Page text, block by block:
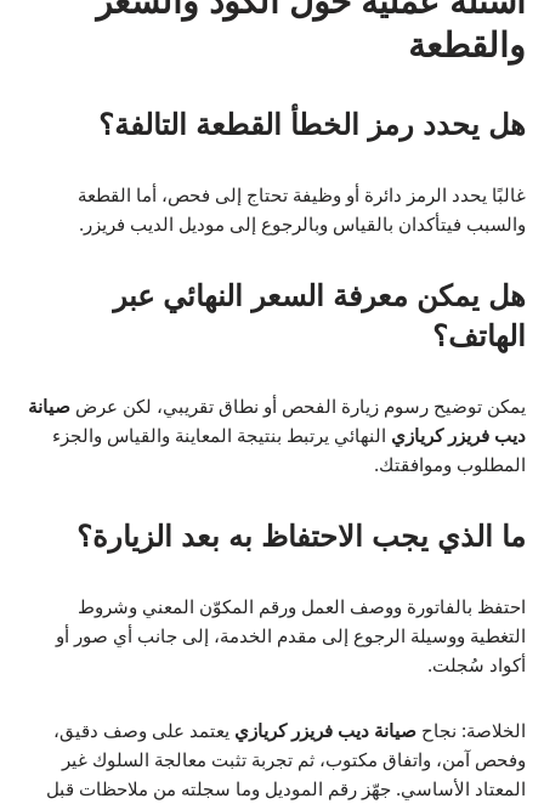
والقطعة
هل يحدد رمز الخطأ القطعة التالفة؟
غالبًا يحدد الرمز دائرة أو وظيفة تحتاج إلى فحص، أما القطعة
والسبب فيتأكدان بالقياس وبالرجوع إلى موديل الديب فريزر.
هل يمكن معرفة السعر النهائي عبر
الهاتف؟
يمكن توضيح رسوم زيارة الفحص أو نطاق تقريبي، لكن عرض صيانة
ديب فريزر كريازي النهائي يرتبط بنتيجة المعاينة والقياس والجزء
المطلوب وموافقتك.
ما الذي يجب الاحتفاظ به بعد الزيارة؟
احتفظ بالفاتورة ووصف العمل ورقم المكوّن المعني وشروط
التغطية ووسيلة الرجوع إلى مقدم الخدمة، إلى جانب أي صور أو
أكواد سُجلت.
الخلاصة: نجاح صيانة ديب فريزر كريازي يعتمد على وصف دقيق،
وفحص آمن، واتفاق مكتوب، ثم تجربة تثبت معالجة السلوك غير
المعتاد الأساسي. جهّز رقم الموديل وما سجلته من ملاحظات قبل